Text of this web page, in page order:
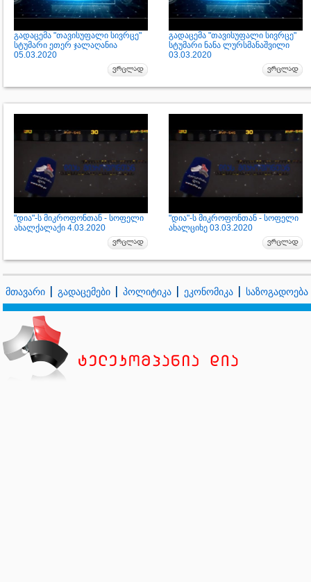
გადაცემა "თავისუფალი სივრცე"
სტუმარი ეთერ ჯალაღანია
05.03.2020
გადაცემა "თავისუფალი სივრცე"
სტუმარი ნანა ლურსმანაშვილი
03.03.2020
"დია"-ს მიკროფონთან - სოფელი
ახალქალაქი 4.03.2020
"დია"-ს მიკროფონთან - სოფელი
ახალციხე 03.03.2020
მთავარი გადაცემები პოლიტიკა ეკონომიკა საზოგადოება